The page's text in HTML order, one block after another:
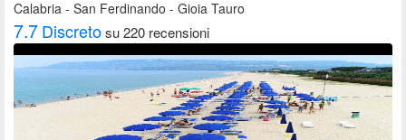
Calabria - San Ferdinando - Gioia Tauro
7.7Discretosu 220 recensioni